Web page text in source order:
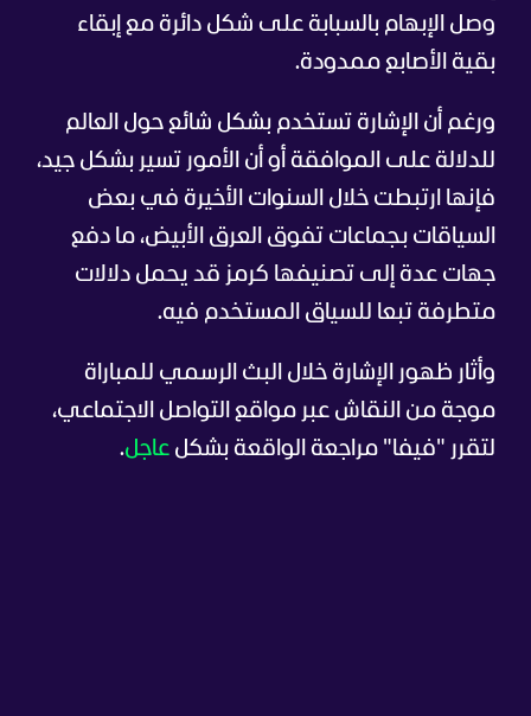
وصل الإبهام بالسبابة على شكل دائرة مع إبقاء
بقية الأصابع ممدودة.
ورغم أن الإشارة تستخدم بشكل شائع حول العالم
للدلالة على الموافقة أو أن الأمور تسير بشكل جيد،
فإنها ارتبطت خلال السنوات الأخيرة في بعض
السياقات بجماعات تفوق العرق الأبيض، ما دفع
جهات عدة إلى تصنيفها كرمز قد يحمل دلالات
متطرفة تبعا للسياق المستخدم فيه.
وأثار ظهور الإشارة خلال البث الرسمي للمباراة
موجة من النقاش عبر مواقع التواصل الاجتماعي،
لتقرر "فيفا" مراجعة الواقعة بشكل عاجل.